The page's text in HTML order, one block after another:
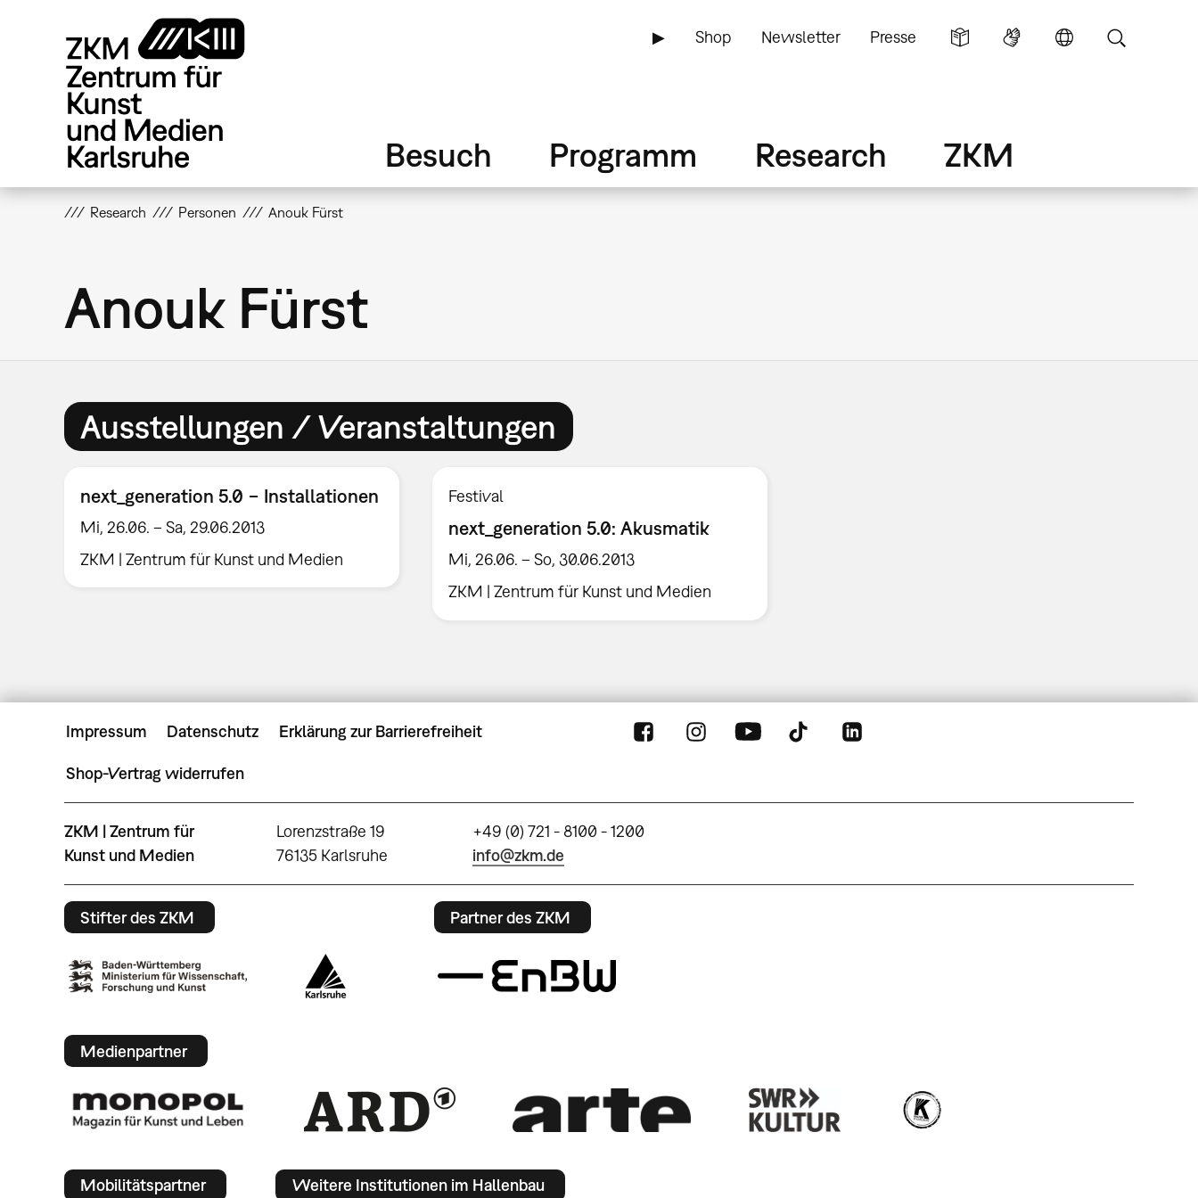
▶ Shop Newsletter Presse
Besuch Programm Research ZKM
Research Personen Anouk Fürst
Anouk Fürst
Ausstellungen / Veranstaltungen
next_generation 5.0 − Installationen
Mi, 26.06. – Sa, 29.06.2013
ZKM | Zentrum für Kunst und Medien
Festival
next_generation 5.0: Akusmatik
Mi, 26.06. – So, 30.06.2013
ZKM | Zentrum für Kunst und Medien
Impressum Datenschutz Erklärung zur Barrierefreiheit
Shop-Vertrag widerrufen
ZKM | Zentrum für
Kunst und Medien
Lorenzstraße 19
76135 Karlsruhe
+49 (0) 721 - 8100 - 1200
info@zkm.de
Stifter des ZKM Partner des ZKM
Medienpartner
Mobilitätspartner Weitere Institutionen im Hallenbau